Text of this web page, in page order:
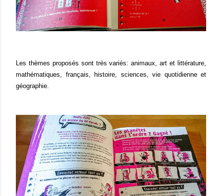
Les thèmes proposés sont très variés: animaux, art et littérature,
mathématiques, français, histoire, sciences, vie quotidienne et
géographie.